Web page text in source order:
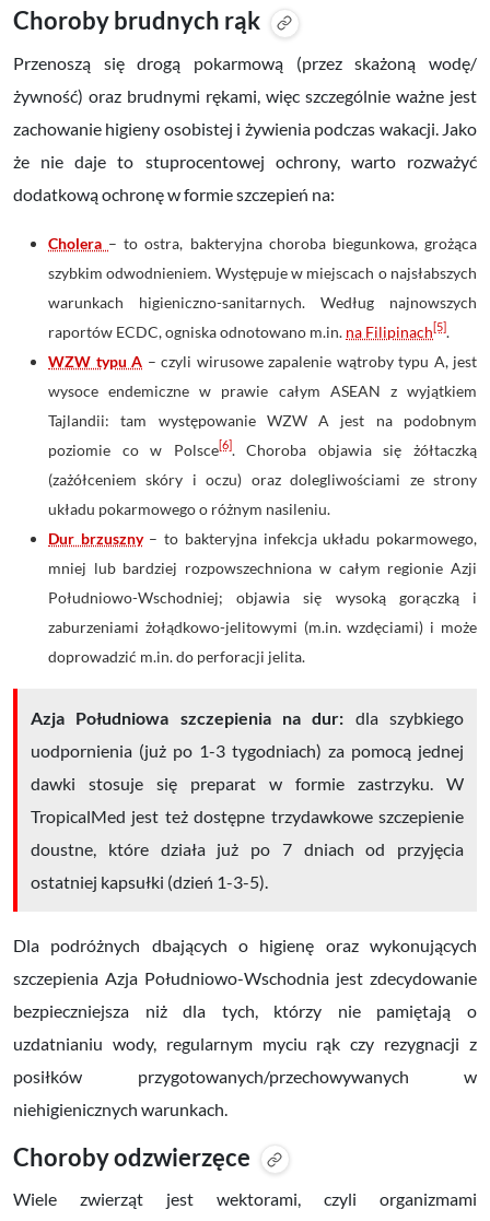
Choroby brudnych rąk
Przenoszą się drogą pokarmową (przez skażoną wodę/
żywność) oraz brudnymi rękami, więc szczególnie ważne jest
zachowanie higieny osobistej i żywienia podczas wakacji. Jako
że nie daje to stuprocentowej ochrony, warto rozważyć
dodatkową ochronę w formie szczepień na:
Cholera – to ostra, bakteryjna choroba biegunkowa, grożąca
szybkim odwodnieniem. Występuje w miejscach o najsłabszych
warunkach higieniczno-sanitarnych. Według najnowszych
raportów ECDC, ogniska odnotowano m.in. na Filipinach[5].
WZW typu A – czyli wirusowe zapalenie wątroby typu A, jest
wysoce endemiczne w prawie całym ASEAN z wyjątkiem
Tajlandii: tam występowanie WZW A jest na podobnym
poziomie co w Polsce[6]. Choroba objawia się żółtaczką
(zażółceniem skóry i oczu) oraz dolegliwościami ze strony
układu pokarmowego o różnym nasileniu.
Dur brzuszny– to bakteryjna infekcja układu pokarmowego,
mniej lub bardziej rozpowszechniona w całym regionie Azji
Południowo-Wschodniej; objawia się wysoką gorączką i
zaburzeniami żołądkowo-jelitowymi (m.in. wzdęciami) i może
doprowadzić m.in. do perforacji jelita.
Azja Południowa szczepienia na dur: dlaszybkiego
uodpornienia (już po 1-3 tygodniach) za pomocą jednej
dawki stosuje się preparat w formie zastrzyku. W
TropicalMed jest też dostępne trzydawkowe szczepienie
doustne,
które działa już po 7 dniach od przyjęcia
ostatniej kapsułki (dzień 1-3-5).
Dla podróżnych dbających o higienę oraz wykonujących
szczepienia Azja Południowo-Wschodnia jest zdecydowanie
bezpieczniejsza niż dla tych, którzy nie pamiętają o
uzdatnianiu wody, regularnym myciu rąk czy rezygnacji z
posiłków przygotowanych/przechowywanych w
niehigienicznych warunkach.
Choroby odzwierzęce
Wiele zwierząt jest wektorami, czyli organizmami